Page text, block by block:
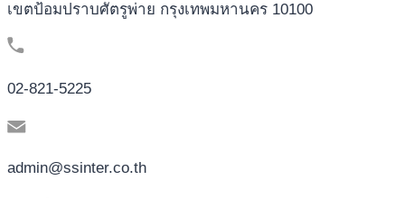
เขตป้อมปราบศัตรูพ่าย กรุงเทพมหานคร 10100
02-821-5225
admin@ssinter.co.th